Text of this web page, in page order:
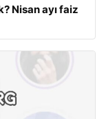
Nisan ayı faiz